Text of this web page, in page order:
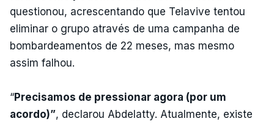
questionou, acrescentando que Telavive tentou
eliminar o grupo através de uma campanha de
bombardeamentos de 22 meses, mas mesmo
assim falhou.
“Precisamos de pressionar agora (por um
acordo)”, declarou Abdelatty. Atualmente, existe